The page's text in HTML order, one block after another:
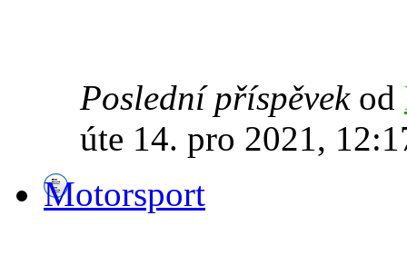
Poslední příspěvekod
úte 14. pro 2021,
Motorsport